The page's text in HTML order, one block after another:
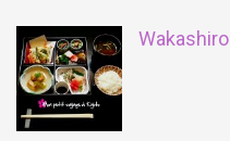
Wakashiro